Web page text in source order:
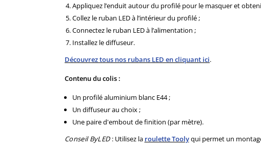
Appliquez l’enduit autour du profilé pour le masquer et
Collez le ruban LED à l’intérieur du profilé ;
Connectez le ruban LED à l’alimentation ;
Installez le diffuseur.
Découvrez tous nos rubans LED en cliquant ici.
Contenu du colis :
Un profilé aluminium blanc E44 ;
Un diffuseur au choix ;
Une paire d'embout de finition (par mètre).
Conseil ByLED: Utilisez la roulette Toolyqui permet un